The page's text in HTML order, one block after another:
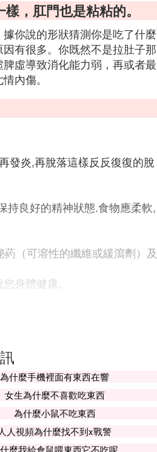
，肛門也是粘粘的。
你說的形狀猜測你是吃了什麼
有很多。你既然不是拉肚子那
虛導致消化能力弱，再或者最
內傷。
發炎,再脫落這樣反反復復的脫
持良好的精神狀態.食物應柔軟,
（可溶性的纖維或緩瀉劑）及
身體健康。
發展，人很快就會招架不住，
改變，比如稀便、水樣便、粘
為什麼手機裡面有東西在響
女生為什麼不喜歡吃東西
為什麼小鼠不吃東西
人人視頻為什麼找不到x戰警
麼我給倉鼠喂東西它不吃呢